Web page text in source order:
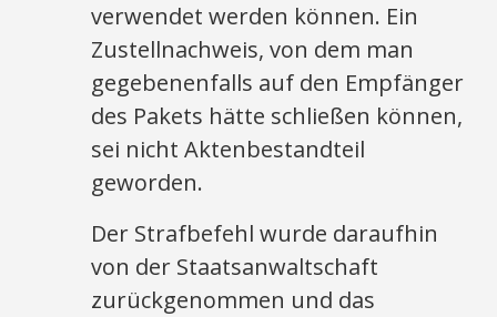
verwendet werden können. Ein
Zustellnachweis, von dem man
gegebenenfalls auf den Empfänger
des Pakets hätte schließen können,
sei nicht Aktenbestandteil
geworden.
Der Strafbefehl wurde daraufhin
von der Staatsanwaltschaft
zurückgenommen und das